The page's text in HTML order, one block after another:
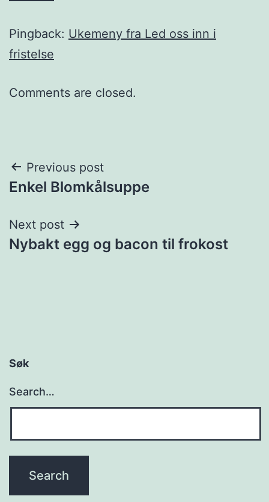
Pingback: Ukemeny fra Led oss inn i
fristelse
Comments are closed.
Post
navigation
Previous post
Enkel Blomkålsuppe
Next post
Nybakt egg og bacon til frokost
Søk
Search…